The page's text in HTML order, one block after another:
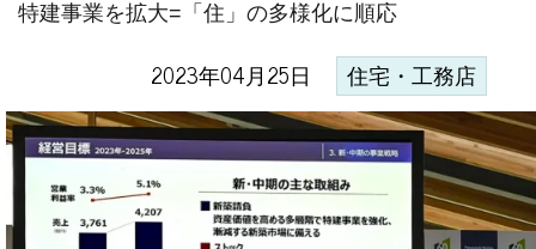
特建事業を拡大=「住」の多様化に順応
2023年04月25日 住宅・工務店